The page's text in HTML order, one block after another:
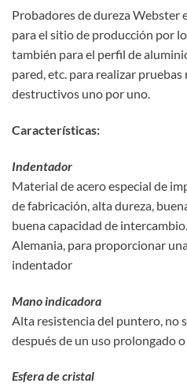
Probadores de dureza Webster
para el sitio de producción por
también para el perfil de
pared, etc. para realizar
destructivos uno por uno.
Características:
Indentador
Material de acero especial de
de fabricación, alta dureza,
buena capacidad de
Alemania, para proporcionar
indentador
Mano indicadora
Alta resistencia del puntero, no
después de un uso prolongado
Esfera de cristal